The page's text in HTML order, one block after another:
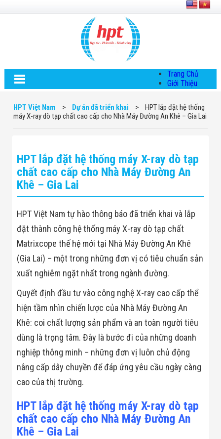
Trang Chủ
Giới Thiệu
Nam
Hội Đồng Quản
Trị
Mật Thông Tin
Chiến Lược
Phát Triển
Chuyển Khoản
Giải Pháp Thiết
Bị Ngành Thủy
Sản - Đông
Lạnh
Giải Pháp Thiết
Bị Ngành Thực
Bị Ngành May
Mặc - Giày Da
Giải Pháp Thiết
Bị Ngành Linh
Kiện Điện Tử
Giải Pháp Thiết
Bị Ngành Giáo
Dục
Giải Pháp Thiết
Bị Ngành Bán
Chuyên Dụng
Ngành Công An
- Quân Đội
HPT Việt Nam > Dự án đã triển khai >
HPT lắp đặt hệ thống
máy X-ray dò tạp chất cao cấp cho Nhà Máy Đường An Khê – Gia Lai
HPT lắp đặt hệ thống máy X-ray dò tạp
chất cao cấp cho Nhà Máy Đường An
Khê – Gia Lai
HPT Việt Nam tự hào thông báo đã triển khai và lắp
đặt thành công hệ thống máy X-ray dò tạp chất
Matrixcope thế hệ mới tại Nhà Máy Đường An Khê
(Gia Lai) – một trong những đơn vị có tiêu chuẩn sản
xuất nghiêm ngặt nhất trong ngành đường.
Quyết định đầu tư vào công nghệ X-ray cao cấp thể
hiện tầm nhìn chiến lược của Nhà Máy Đường An
Khê: coi chất lượng sản phẩm và an toàn người tiêu
dùng là trọng tâm. Đây là bước đi của những doanh
nghiệp thông minh – những đơn vị luôn chủ động
nâng cấp dây chuyền để đáp ứng yêu cầu ngày càng
cao của thị trường.
HPT lắp đặt hệ thống máy X-ray dò tạp
chất cao cấp cho Nhà Máy Đường An
Khê – Gia Lai